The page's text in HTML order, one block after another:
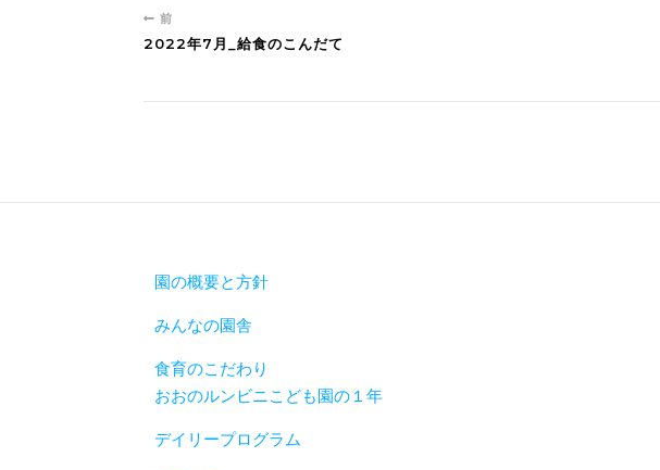
前
2022年7月_給食のこんだて
園の概要と方針
みんなの園舎
食育のこだわり
おおのルンビニこども園の１年
デイリープログラム